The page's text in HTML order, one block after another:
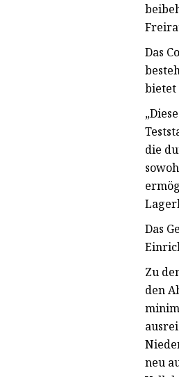
Das
bietet
die
Das
Zu
den
neu